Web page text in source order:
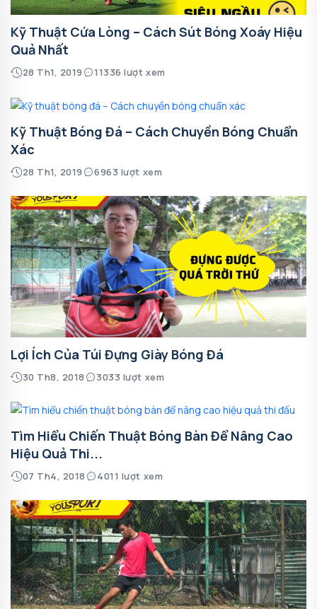
Kỹ Thuật Cứa Lòng – Cách Sút Bóng Xoáy Hiệu
Quả Nhất
28 Th1, 2019 11336 lượt xem
Kỹ Thuật Bóng Đá – Cách Chuyền Bóng Chuẩn
Xác
28 Th1, 2019 6963 lượt xem
Lợi Ích Của Túi Đựng Giày Bóng Đá
30 Th8, 2018 3033 lượt xem
Tìm Hiểu Chiến Thuật Bóng Bàn Để Nâng Cao
Hiệu Quả Thi...
07 Th4, 2018 4011 lượt xem